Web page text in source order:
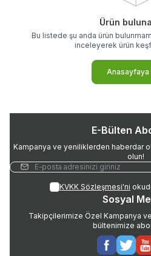
Ürün
Bu listede şu anda ürün
inceleyerek ürün
Anasayfaya
E-Bülten
Kampanya ve yeniliklerden haberdar
olun!
KVKK Sözleşmesi'ni
Sosyal
Takipçilerimize Özel Kampanya
bültenimize
Facebook
Twitter